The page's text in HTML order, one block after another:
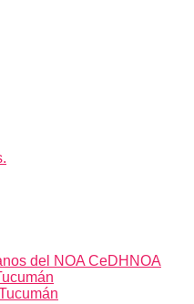
del NOA CeDHNOA